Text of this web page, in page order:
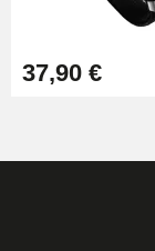
37,90 €